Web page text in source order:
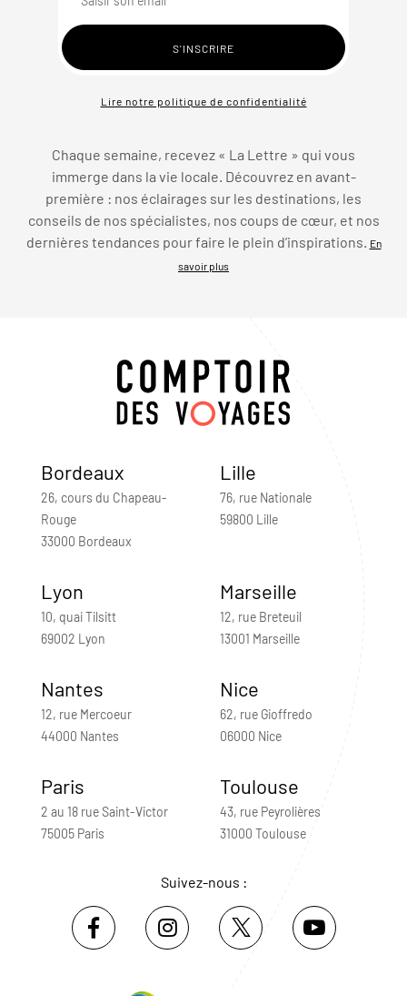
Lire notre politique de confidentialité
Chaque semaine, recevez « La Lettre » qui vous
immerge dans la vie locale. Découvrez en avant-
première : nos éclairages sur les destinations, les
conseils de nos spécialistes, nos coups de cœur, et nos
dernières tendances pour faire le plein d’inspirations. En
savoir plus
Bordeaux
26, cours du Chapeau-
Rouge
33000 Bordeaux
Lille
76, rue Nationale
59800 Lille
Lyon
10, quai Tilsitt
69002 Lyon
Marseille
12, rue Breteuil
13001 Marseille
Nantes
12, rue Mercoeur
44000 Nantes
Nice
62, rue Gioffredo
06000 Nice
Paris
2 au 18 rue Saint-Victor
75005 Paris
Toulouse
43, rue Peyrolières
31000 Toulouse
Suivez-nous :